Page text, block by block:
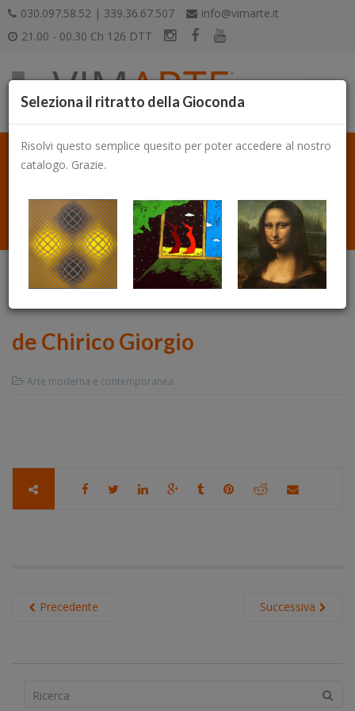
030.097.58.52 | 339.36.67.507
info@vimarte.it
21.00 - 00.30 Ch 126 DTT
de Chirico Giorgio
Arte moderna e contemporanea
Successiva
Precedente
Seleziona il ritratto della Gioconda
Risolvi questo semplice quesito per poter accedere al nostro
catalogo. Grazie.